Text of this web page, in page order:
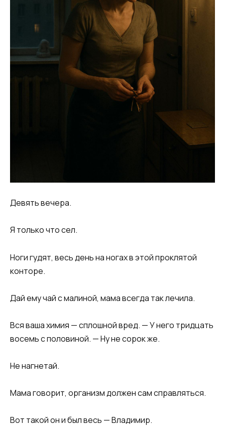
Девять вечера.
Я только что сел.
Ноги гудят, весь день на ногах в этой проклятой
конторе.
Дай ему чай с малиной, мама всегда так лечила.
Вся ваша химия — сплошной вред. — У него тридцать
восемь с половиной. — Ну не сорок же.
Не нагнетай.
Мама говорит, организм должен сам справляться.
Вот такой он и был весь — Владимир.